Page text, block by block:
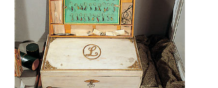
Attività
Pubblicazioni
Collezione